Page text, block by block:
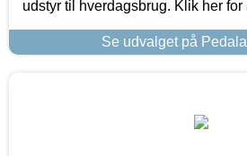
udstyr til hverdagsbrug. Klik her
Se udvalget på